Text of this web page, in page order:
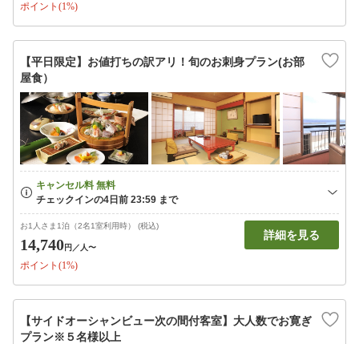
ポイント(1%)
【平日限定】お値打ちの訳アリ！旬のお刺身プラン(お部
屋食）
お1人さま1泊（2名1室利用時） (税込)
14,740円 ／人〜
ポイント(1%)
詳細を見る
【サイドオーシャンビュー次の間付客室】大人数でお寛ぎ
プラン※５名様以上